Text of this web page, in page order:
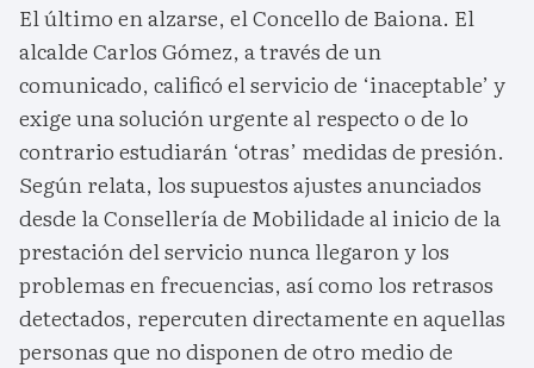
El último en alzarse, el Concello de Baiona. El
alcalde Carlos Gómez, a través de un
comunicado, calificó el servicio de ‘inaceptable’ y
exige una solución urgente al respecto o de lo
contrario estudiarán ‘otras’ medidas de presión.
Según relata, los supuestos ajustes anunciados
desde la Consellería de Mobilidade al inicio de la
prestación del servicio nunca llegaron y los
problemas en frecuencias, así como los retrasos
detectados, repercuten directamente en aquellas
personas que no disponen de otro medio de